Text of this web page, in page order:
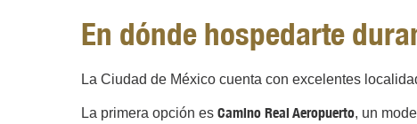
En dónde hospedarte
La Ciudad de México cuenta con excelentes
La primera opción es Camino Real Aeropuerto, un